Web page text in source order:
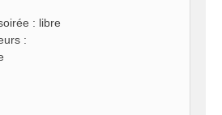
: libre
: